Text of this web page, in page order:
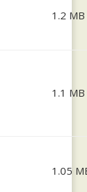
1.2 MB
1.1 MB
1.05